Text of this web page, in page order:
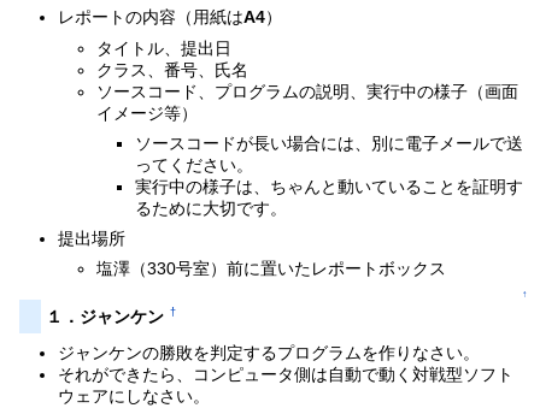
レポートの内容（用紙はA4）
タイトル、提出日
クラス、番号、氏名
ソースコード、プログラムの説明、実行中の様子（画面
イメージ等）
ソースコードが長い場合には、別に電子メールで送
ってください。
実行中の様子は、ちゃんと動いていることを証明す
るために大切です。
提出場所
塩澤（330号室）前に置いたレポートボックス
↑
１．ジャンケン †
ジャンケンの勝敗を判定するプログラムを作りなさい。
それができたら、コンピュータ側は自動で動く対戦型ソフト
ウェアにしなさい。